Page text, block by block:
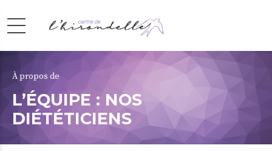
À propos de
L’ÉQUIPE : NOS
DIÉTÉTICIENS